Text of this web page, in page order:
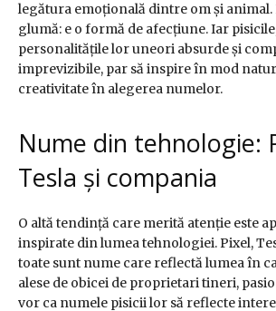
legătura emoțională dintre om și animal.
glumă: e o formă de afecțiune. Iar
personalitățile lor uneori absurde și
imprevizibile, par să inspire în mod
creativitate în alegerea numelor.
Nume din tehnologie:
Tesla și compania
O altă tendință care merită atenție este
inspirate din lumea tehnologiei. Pixel,
toate sunt nume care reflectă lumea în
alese de obicei de proprietari tineri,
vor ca numele pisicii lor să reflecte